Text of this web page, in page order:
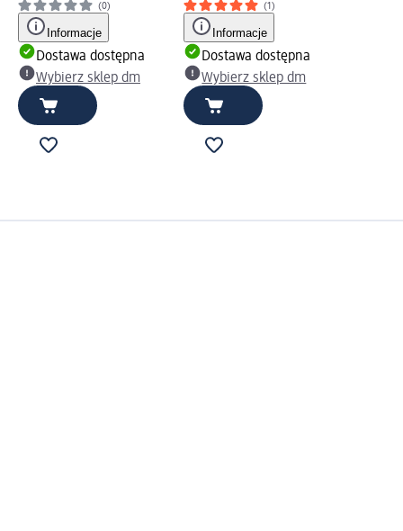
(0)
Informacje
Dostawa dostępna
Wybierz sklep dm
(1)
Informacje
Dostawa dostępna
Wybierz sklep dm